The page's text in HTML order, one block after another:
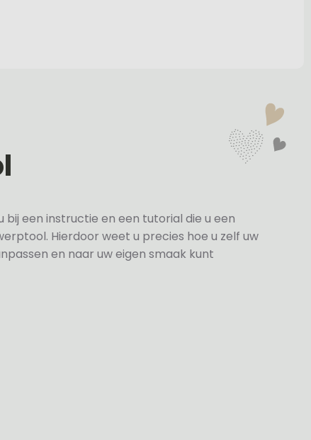
een instructie en een tutorial die u een
Hierdoor weet u precies hoe u zelf uw
en naar uw eigen smaak kunt